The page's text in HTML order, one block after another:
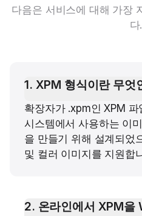
다음은 서비스에 대해 가장
다.
1. XPM 형식이란 무엇
확장자가 .xpm인 XPM
시스템에서 사용하는 이
을 만들기 위해 설계되었
및 컬러 이미지를 지원합
2. 온라인에서 XPM을